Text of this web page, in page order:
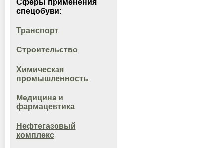
Сферы применения
спецобуви:
Транспорт
Строительство
Химическая
промышленность
Медицина и
фармацевтика
Нефтегазовый
комплекс